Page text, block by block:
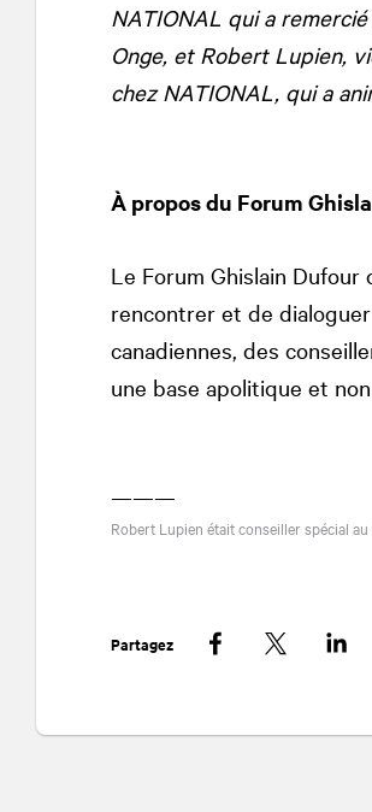
NATIONAL qui a
Onge, et Robert Lupien,
chez NATIONAL, qui a
À propos du Forum
Le Forum Ghislain
rencontrer et de
canadiennes, des
une base apolitique et
———
Robert Lupien était conseiller spécial
Partagez